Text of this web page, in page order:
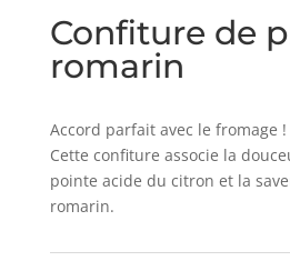
Confiture de
romarin
Accord parfait avec le fromage !
Cette confiture associe la
pointe acide du citron et la
romarin.